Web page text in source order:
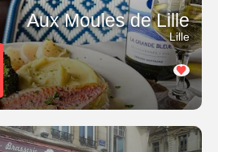
Aux Moules de Lille
Lille